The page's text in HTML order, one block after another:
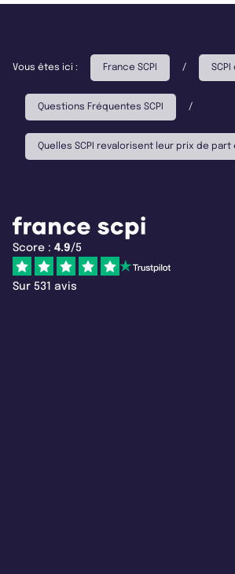
Vous êtes ici : France SCPI /
Questions Fréquentes SCPI /
Quelles SCPI revalorisent leur prix de part
Score : 4.9/5
Sur 531 avis